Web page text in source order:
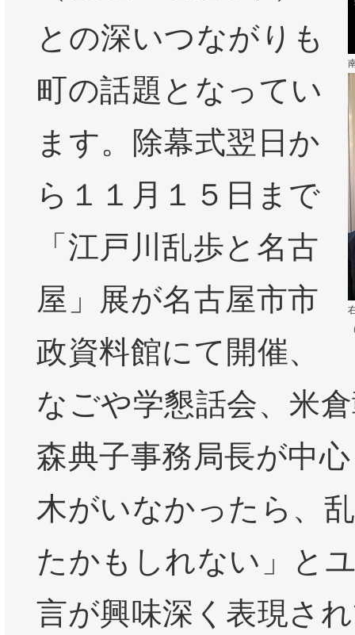
との深いつながりも
町の話題となってい
ます。除幕式翌日か
ら１１月１５日まで
「江戸川乱歩と名古
屋」展が名古屋市市
政資料館にて開催、
なごや学懇話会、米
森典子事務局長が中
木がいなかったら、
たかもしれない」と
言が興味深く表現さ